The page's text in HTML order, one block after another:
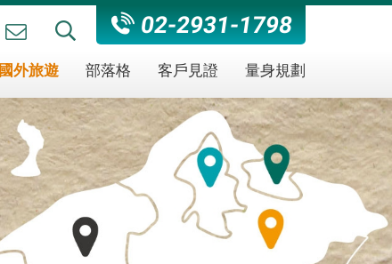
國外旅遊 部落格 客戶見證 量身規劃
02-2931-1798